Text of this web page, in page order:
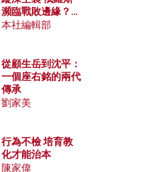
瀕臨戰敗邊緣？中
國零部件能左右戰
本社編輯部
從顧生岳到沈平：
一個座右銘的兩代
傳承
劉家美
行為不檢 培育教
化才能治本
陳家偉